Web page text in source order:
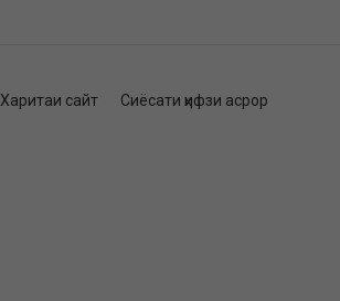
Харитаи сайт Сиёсати ҳифзи асрор